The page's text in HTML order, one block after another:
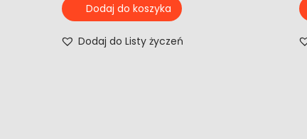
Dodaj do koszyka
Dodaj do Listy życzeń